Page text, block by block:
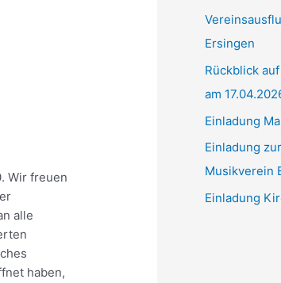
Wir freuen
alle
haben,
n
n
a
c
h
:
Ersingen
Rückblick
am
Einladung
Einladung
Musikverein
Einladung